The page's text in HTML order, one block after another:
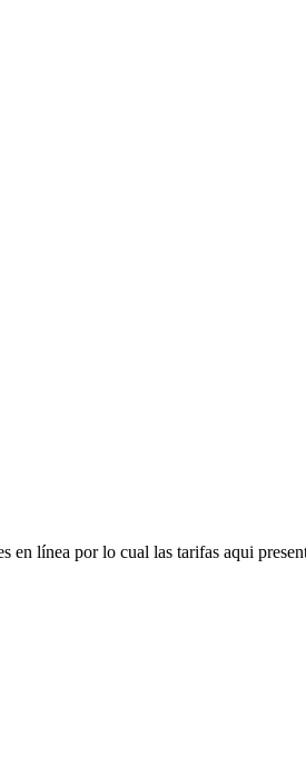
en línea por lo cual las tarifas aqui